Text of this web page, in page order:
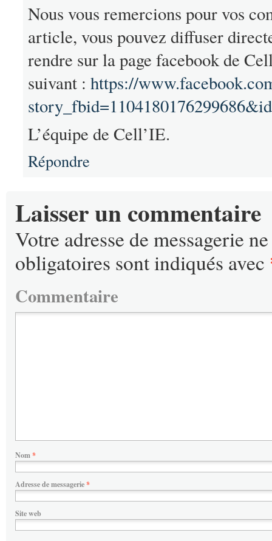
Nous vous remercions pour vos
article, vous pouvez diffuser
rendre sur la page facebook de
suivant : https://
L’équipe de Cell’IE.
Répondre
Laisser un commentaire
Votre adresse de messagerie
obligatoires sont indiqués avec
Commentaire
Nom*
Adresse de messagerie*
Site web